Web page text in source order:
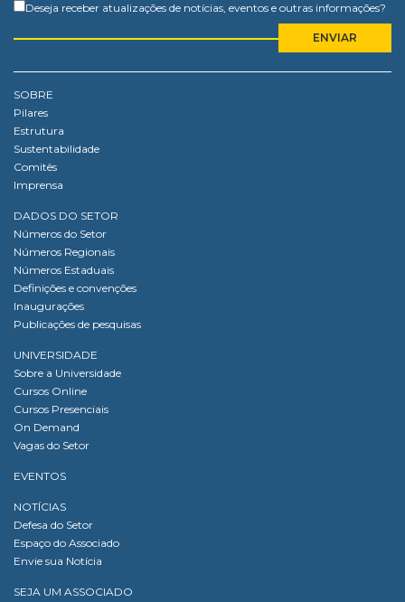
Deseja receber atualizações de notícias, eventos e outras informações?
SOBRE
Pilares
Estrutura
Sustentabilidade
Comitês
Imprensa
DADOS DO SETOR
Números do Setor
Números Regionais
Números Estaduais
Definições e convenções
Inaugurações
Publicações de pesquisas
UNIVERSIDADE
Sobre a Universidade
Cursos Online
Cursos Presenciais
On Demand
Vagas do Setor
EVENTOS
NOTÍCIAS
Defesa do Setor
Espaço do Associado
Envie sua Notícia
SEJA UM ASSOCIADO